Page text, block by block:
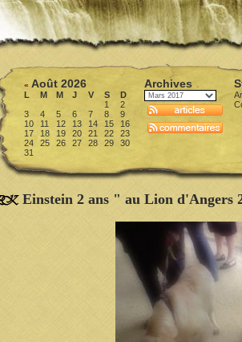
« Août 2026
L M M J V S
D
1
2
3
4 5 6 7 8
9
10
11 12 13 14 15
16
17
18 19 20 21 22
23
24
25 26 27 28 29
30
31
Archives
Einstein 2 ans " au Lion d'Angers